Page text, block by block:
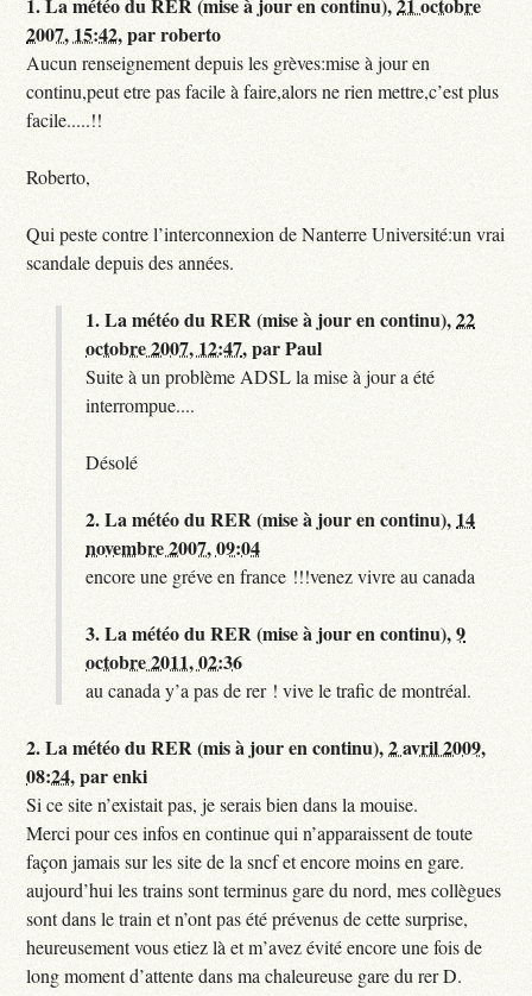
2007, 15:42,parroberto
Aucun renseignement depuis les grèves:mise à jour en
continu,peut etre pas facile à faire,alors ne rien mettre,c’est plus
facile.....!!
Roberto,
Qui peste contre l’interconnexion de Nanterre Université:un vrai
scandale depuis des années.
1.La météo du RER (mise à jour en continu),22
octobre 2007, 12:47,parPaul
Suite à un problème ADSL la mise à jour a été
interrompue....
Désolé
2.La météo du RER (mise à jour en continu), 14
novembre 2007, 09:04
encore une gréve en france !!!venez vivre au canada
3.La météo du RER (mise à jour en continu),9
octobre 2011, 02:36
au canada y’a pas de rer ! vive le trafic de montréal.
2.La météo du RER (mis à jour en continu),2 avril 2009,
08:24,parenki
Si ce site n’existait pas, je serais bien dans la mouise.
Merci pour ces infos en continue qui n’apparaissent de toute
façon jamais sur les site de la sncf et encore moins en gare.
aujourd’hui les trains sont terminus gare du nord, mes collègues
sont dans le train et n’ont pas été prévenus de cette surprise,
heureusement vous etiez là et m’avez évité encore une fois de
long moment d’attente dans ma chaleureuse gare du rer D.